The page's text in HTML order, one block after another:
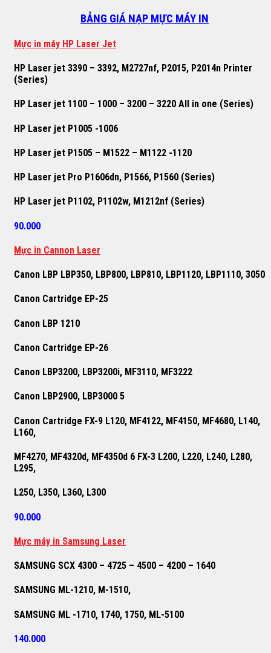
BẢNG GIÁ NẠP MỰC MÁY IN
Mực in máy HP Laser Jet
HP Laser jet 3390 – 3392, M2727nf, P2015, P2014n Printer
(Series)
HP Laser jet 1100 – 1000 – 3200 – 3220 All in one (Series)
HP Laser jet P1005 -1006
HP Laser jet P1505 – M1522 – M1122 -1120
HP Laser jet Pro P1606dn, P1566, P1560 (Series)
HP Laser jet P1102, P1102w, M1212nf (Series)
90.000
Mực in Cannon Laser
Canon LBP LBP350, LBP800, LBP810, LBP1120, LBP1110, 3050
Canon Cartridge EP-25
Canon LBP 1210
Canon Cartridge EP-26
Canon LBP3200, LBP3200i, MF3110, MF3222
Canon LBP2900, LBP3000 5
Canon Cartridge FX-9 L120, MF4122, MF4150, MF4680, L140,
L160,
MF4270, MF4320d, MF4350d 6 FX-3 L200, L220, L240, L280,
L295,
L250, L350, L360, L300
90.000
Mực máy in Samsung Laser
SAMSUNG SCX 4300 – 4725 – 4500 – 4200 – 1640
SAMSUNG ML-1210, M-1510,
SAMSUNG ML -1710, 1740, 1750, ML-5100
140.000